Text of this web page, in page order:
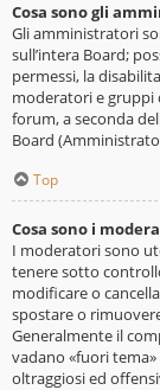
Cosa sono gli
Gli amministratori
sull’intera Board;
permessi, la
moderatori e gruppi
forum, a seconda
Board
Top
Cosa sono i
I moderatori sono
tenere sotto
modificare o
spostare o
Generalmente il
vadano «fuori tema»
oltraggiosi ed